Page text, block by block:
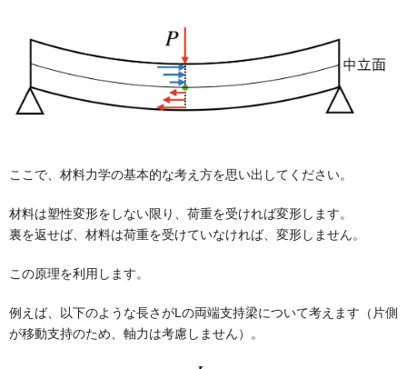
ここで、材料力学の基本的な考え方を思い出してください。
材料は塑性変形をしない限り、 荷重を受ければ変形します。
裏を返せば、 材料は荷重を受けていなければ、変形しません。
この原理を利用します。
例えば、以下のような長さがLの両端支持梁について考えます（片側
が移動支持のため、軸力は考慮しません）。